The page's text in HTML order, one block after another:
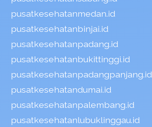
pusatkesehatanmedan.id
pusatkesehatanbinjai.id
pusatkesehatanpadang.id
pusatkesehatanbukittinggi.id
pusatkesehatanpadangpanjang.id
pusatkesehatandumai.id
pusatkesehatanpalembang.id
pusatkesehatanlubuklinggau.id